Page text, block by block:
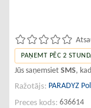
PAŅEMT PĒC 2
Jūs saņemsiet SMS,
Ražotājs: PARADYZ
Preces kods: 636614